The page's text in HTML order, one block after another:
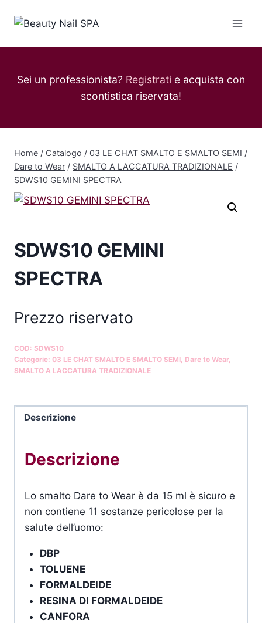
Sei un professionista? Registrati e acquista con
scontistica riservata!
Home / Catalogo / 03 LE CHAT SMALTO E SMALTO SEMI /
Dare to Wear / SMALTO A LACCATURA TRADIZIONALE /
SDWS10 GEMINI SPECTRA
SDWS10 GEMINI
SPECTRA
Prezzo riservato
COD: SDWS10
Categorie: 03 LE CHAT SMALTO E SMALTO SEMI Dare to Wear,
SMALTO A LACCATURA TRADIZIONALE
Descrizione
Descrizione
Lo smalto Dare to Wear è da 15 ml è sicuro e
non contiene 11 sostanze pericolose per la
salute dell’uomo:
DBP
TOLUENE
FORMALDEIDE
RESINA DI FORMALDEIDE
CANFORA